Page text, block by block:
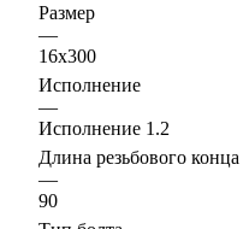
Размер
—
16х300
Исполнение
—
Исполнение 1.2
Длина резьбового конца
—
90